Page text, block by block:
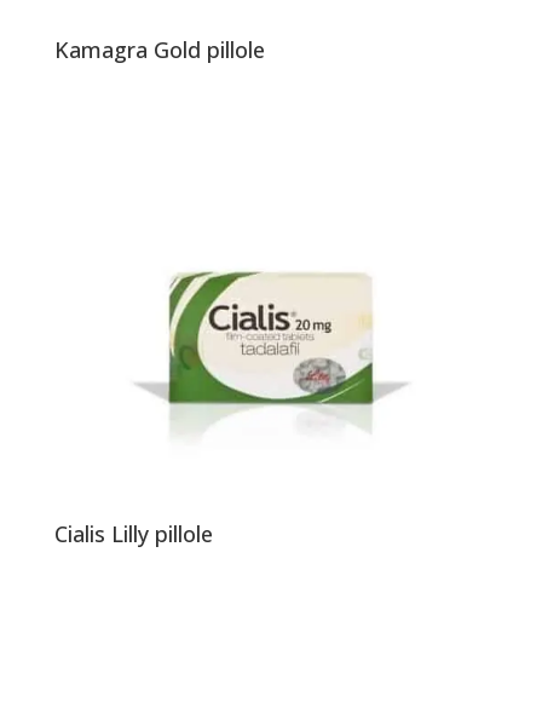
Kamagra Gold pillole
Cialis Lilly pillole